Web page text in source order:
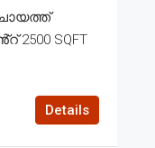
SQFT
Details